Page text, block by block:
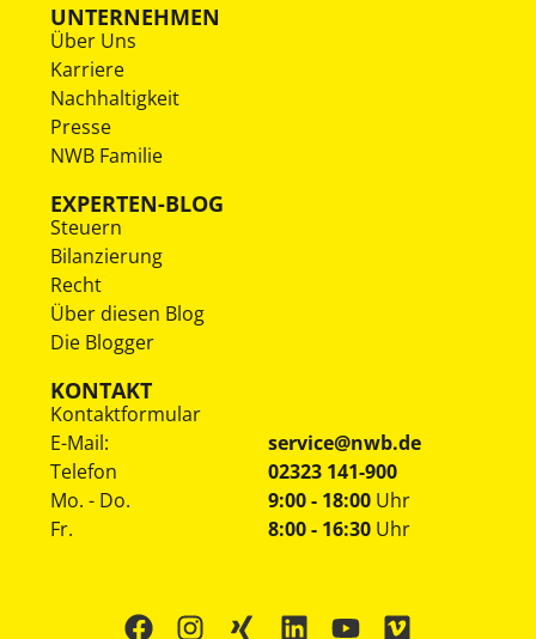
UNTERNEHMEN
Über Uns
Karriere
Nachhaltigkeit
Presse
NWB Familie
EXPERTEN-BLOG
Steuern
Bilanzierung
Recht
Über diesen Blog
Die Blogger
KONTAKT
Kontaktformular
E-Mail:
service@nwb.de
Telefon
02323 141-900
Mo. - Do.
Fr.
9:00 - 18:00 Uhr
8:00 - 16:30 Uhr